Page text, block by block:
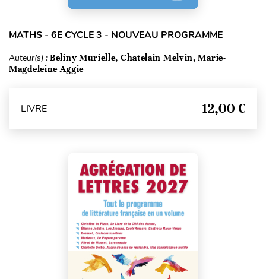
MATHS - 6E CYCLE 3 - NOUVEAU PROGRAMME
Auteur(s) : Beliny Murielle, Chatelain Melvin, Marie-
Magdeleine Aggie
LIVRE 12,00 €